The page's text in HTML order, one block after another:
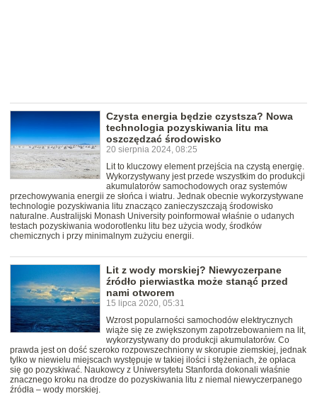
Czysta energia będzie czystsza? Nowa
technologia pozyskiwania litu ma
oszczędzać środowisko
20 sierpnia 2024, 08:25
Lit to kluczowy element przejścia na czystą energię.
Wykorzystywany jest przede wszystkim do produkcji
akumulatorów samochodowych oraz systemów
przechowywania energii ze słońca i wiatru. Jednak obecnie wykorzystywane
technologie pozyskiwania litu znacząco zanieczyszczają środowisko
naturalne. Australijski Monash University poinformował właśnie o udanych
testach pozyskiwania wodorotlenku litu bez użycia wody, środków
chemicznych i przy minimalnym zużyciu energii.
Lit z wody morskiej? Niewyczerpane
źródło pierwiastka może stanąć przed
nami otworem
15 lipca 2020, 05:31
Wzrost popularności samochodów elektrycznych
wiąże się ze zwiększonym zapotrzebowaniem na lit,
wykorzystywany do produkcji akumulatorów. Co
prawda jest on dość szeroko rozpowszechniony w skorupie ziemskiej, jednak
tylko w niewielu miejscach występuje w takiej ilości i stężeniach, że opłaca
się go pozyskiwać. Naukowcy z Uniwersytetu Stanforda dokonali właśnie
znacznego kroku na drodze do pozyskiwania litu z niemal niewyczerpanego
źródła – wody morskiej.